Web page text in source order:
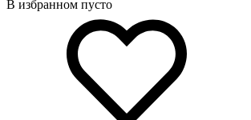
В избранном пусто